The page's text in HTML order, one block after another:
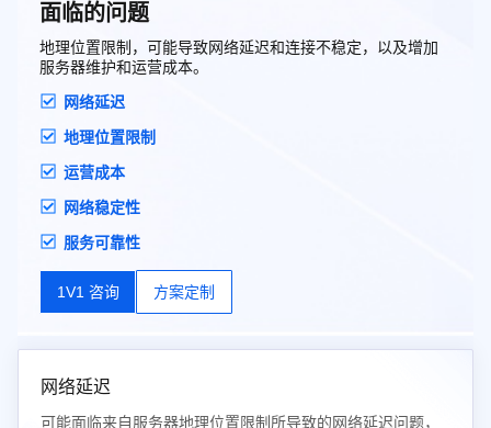
面临的问题
地理位置限制，可能导致网络延迟和连接不稳定，以及增加
服务器维护和运营成本。
网络延迟
地理位置限制
运营成本
网络稳定性
服务可靠性
1V1 咨询 方案定制
网络延迟
可能面临来自服务器地理位置限制所导致的网络延迟问题，